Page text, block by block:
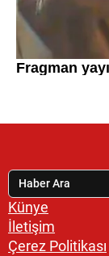
Künye
İletişim
Çerez Politikası